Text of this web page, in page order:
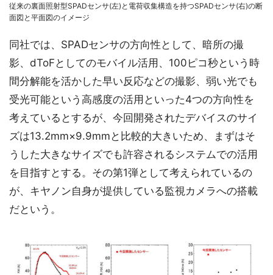
従来の裏面照射型SPADセンサ(左)と電荷収集構造を持つSPADセンサ(右)の断
面図と平面図のイメージ
同社では、SPADセンサの方向性として、暗所の撮
影、dToFとしてのモバイル活用、100ピコ秒という時
間分解能を活かした早い反応などの撮影、弱い光でも
受光可能という高感度の活用といった4つの方向性を
考えているとするが、今回開発されたデバイスのサイ
ズは13.2mm×9.9mmと比較的大きいため、まずはそ
うした大きなサイズでも許容されるシステムでの活用
を目指すとする。その第1弾として考えられているの
が、キヤノン自身が提供している監視カメラへの搭載
だという。